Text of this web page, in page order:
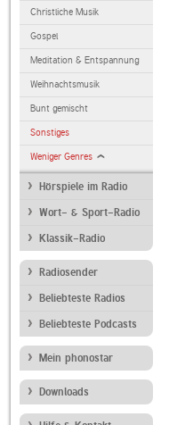
Christliche Musik
Gospel
Meditation & Entspannung
Weihnachtsmusik
Bunt gemischt
Sonstiges
Weniger Genres
Hörspiele im Radio
Wort- & Sport-Radio
Klassik-Radio
Radiosender
Beliebteste Radios
Beliebteste Podcasts
Mein phonostar
Downloads